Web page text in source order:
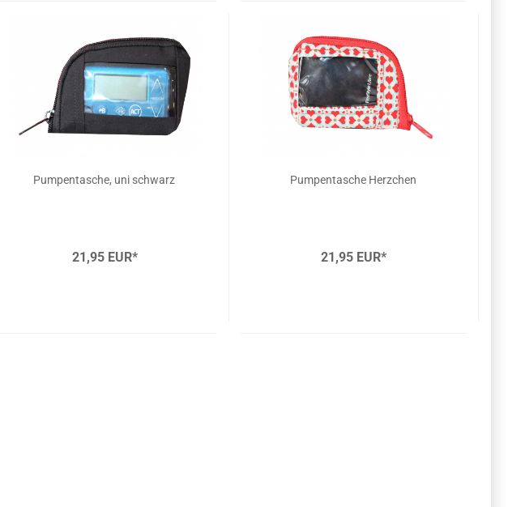
Pumpentasche, uni schwarz
21,95 EUR*
Pumpentasche Herzchen
21,95 EUR*